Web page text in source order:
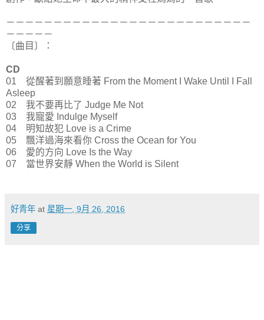
－－－－－－－－－－－－－－－－－－－－－－－－－－
－－－－－
〔曲目〕：
CD
01 從醒著到願意睡著 From the Moment I Wake Until I Fall
Asleep
02 我不要再比了 Judge Me Not
03 我寵愛 Indulge Myself
04 明知故犯 Love is a Crime
05 飄洋過海來看你 Cross the Ocean for You
06 愛的方向 Love Is the Way
07 當世界安靜 When the World is Silent
好青年 at 星期一, 9月 26, 2016
分享